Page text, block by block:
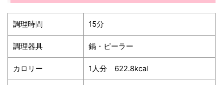
調理時間 15分
調理器具 鍋・ピーラー
カロリー 1人分 622.8kcal